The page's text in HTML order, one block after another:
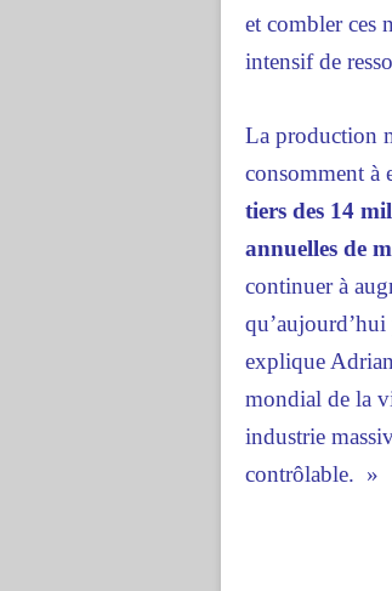
et combler ces
intensif de
La production
consomment à
tiers des 14
annuelles de
continuer à
explique
mondial de la
industrie
contrôlable. »